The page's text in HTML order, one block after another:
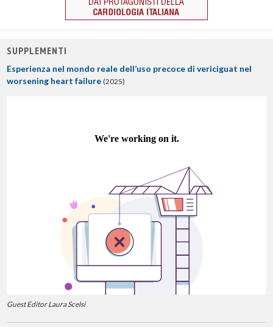
SUPPLEMENTI
Esperienza nel mondo reale dell’uso precoce di vericiguat nel
worsening heart failure (2025)
Guest Editor Laura Scelsi